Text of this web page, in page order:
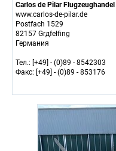
Carlos de Pilar Flugzeughandel
www.carlos-de-pilar.de
Postfach 1529
82157 Grдfelfing
Германия
Тел.: [+49] - (0)89 - 8542303
Факс: [+49] - (0)89 - 853176